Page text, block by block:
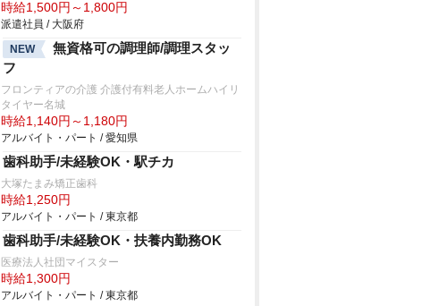
時給1,500円～1,800円
派遣社員 / 大阪府
NEW
無資格可の調理師/調理スタッ
フ
フロンティアの介護 介護付有料老人ホームハイリ
タイヤー名城
時給1,140円～1,180円
アルバイト・パート / 愛知県
歯科助手/未経験OK・駅チカ
大塚たまみ矯正歯科
時給1,250円
アルバイト・パート / 東京都
歯科助手/未経験OK・扶養内勤務OK
医療法人社団マイスター
時給1,300円
アルバイト・パート / 東京都